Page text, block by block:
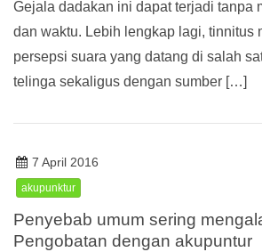
Gejala dadakan ini dapat terjadi tanpa
dan waktu. Lebih lengkap lagi, tinnitus
persepsi suara yang datang di salah
telinga sekaligus dengan sumber […]
7 April 2016
akupunktur
Penyebab umum sering
Pengobatan dengan akupuntur